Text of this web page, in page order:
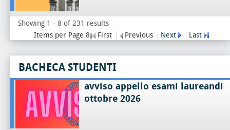
Showing 1 - 8 of 231 results
Items per Page 8
First Previous Next Last
BACHECA STUDENTI
avviso appello esami laureandi
ottobre 2026